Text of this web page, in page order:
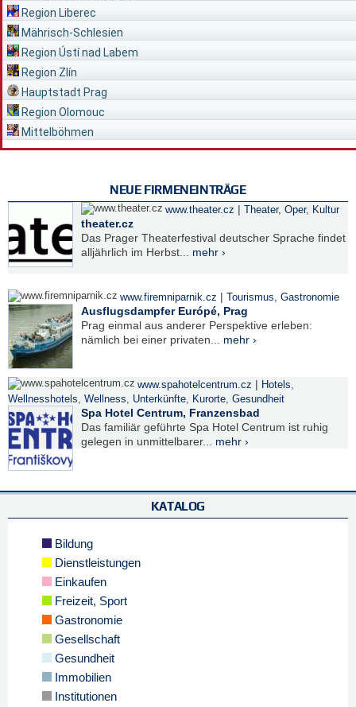
Region Liberec
Mährisch-Schlesien
Region Ústí nad Labem
Region Zlín
Hauptstadt Prag
Region Olomouc
Mittelböhmen
NEUE FIRMENEINTRÄGE
www.theater.cz | Theater, Oper, Kultur
theater.cz
Das Prager Theaterfestival deutscher Sprache findet
alljährlich im Herbst... mehr ›
www.firemniparnik.cz | Tourismus Gastronomie
Ausflugsdampfer Európé, Prag
Prag einmal aus anderer Perspektive erleben:
nämlich bei einer privaten... mehr ›
www.spahotelcentrum.cz | Hotels
Wellnesshotels
Wellness Unterkünfte Kurorte Gesundheit
Spa Hotel Centrum, Franzensbad
Das familiär geführte Spa Hotel Centrum ist ruhig
gelegen in unmittelbarer... mehr ›
KATALOG
Bildung
Dienstleistungen
Einkaufen
Freizeit, Sport
Gastronomie
Gesellschaft
Gesundheit
Immobilien
Institutionen